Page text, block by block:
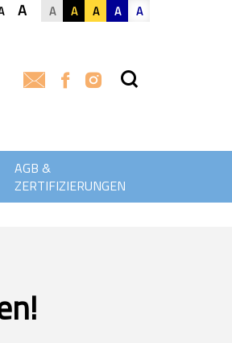
A A A A A A
AGB &
ZERTIFIZIERUNGEN
ist ein Fest! – Standing